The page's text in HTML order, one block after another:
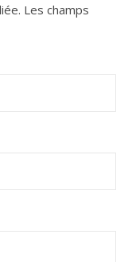
Les champs